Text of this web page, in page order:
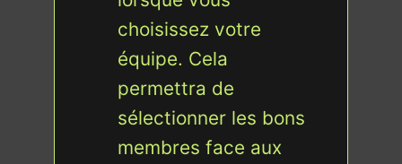
choisissez votre
équipe. Cela
permettra de
sélectionner les bons
membres face aux